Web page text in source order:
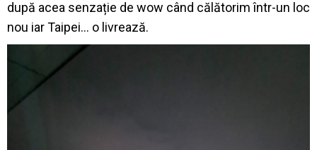
după acea senzație de wow când călătorim într-un loc
nou iar Taipei… o livrează.